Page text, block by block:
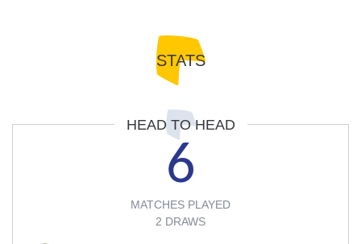
STATS
HEAD TO HEAD
6
MATCHES PLAYED
2 DRAWS